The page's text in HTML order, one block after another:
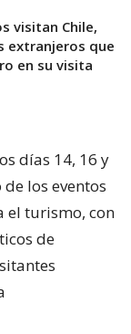
visitan Chile,
extranjeros que
en su visita
días 14, 16 y
los eventos
el turismo, con
de